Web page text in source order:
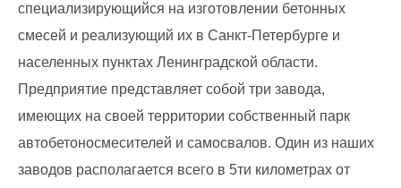
специализирующийся на изготовлении бетонных
смесей и реализующий их в Санкт-Петербурге и
населенных пунктах Ленинградской области.
Предприятие представляет собой три завода,
имеющих на своей территории собственный парк
автобетоносмесителей и самосвалов. Один из наших
заводов располагается всего в 5ти километрах от